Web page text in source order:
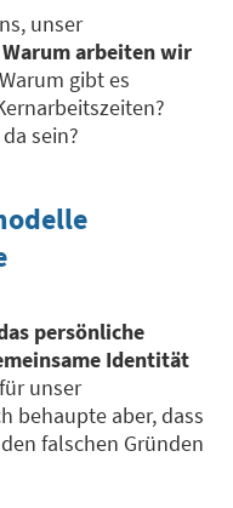
unser
Warum arbeiten wir
Warum gibt es
sein?
persönliche
Identität
unser
behaupte aber, dass
falschen Gründen